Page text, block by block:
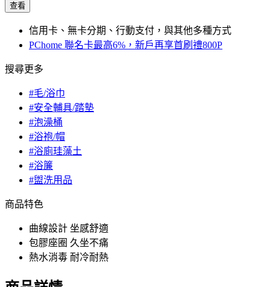
查看
信用卡、無卡分期、行動支付，與其他多種方式
PChome 聯名卡最高6%，新戶再享首刷禮800P
搜尋更多
#毛/浴巾
#安全輔具/踏墊
#泡澡桶
#浴袍/帽
#浴廁珪藻土
#浴簾
#盥洗用品
商品特色
曲線設計 坐感舒適
包膠座圈 久坐不痛
熱水消毒 耐冷耐熱